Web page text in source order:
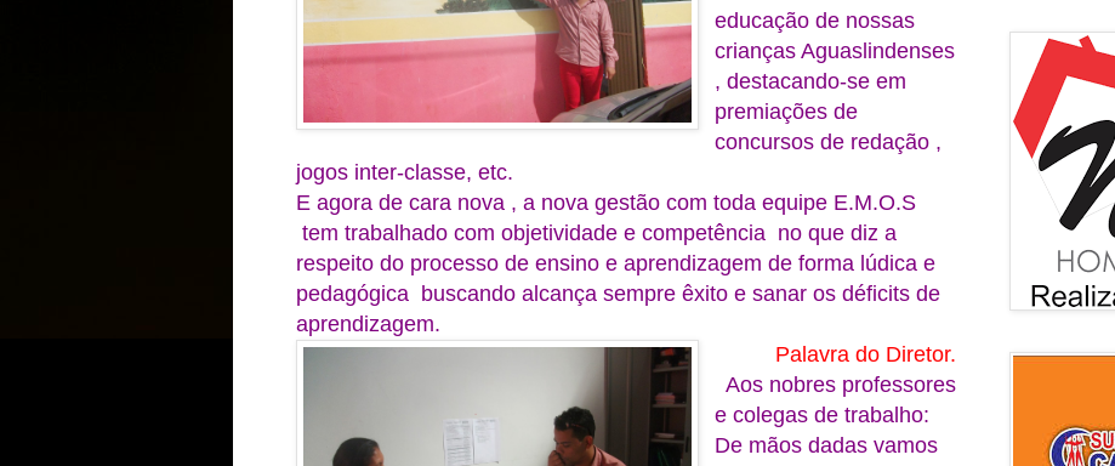
educação de nossas
crianças Aguaslindenses
, destacando-se em
premiações de
concursos de redação ,
jogos inter-classe, etc.
E agora de cara nova , a nova gestão com toda equipe E.M.O.S
tem trabalhado com objetividade e competência no que diz a
respeito do processo de ensino e aprendizagem de forma lúdica e
pedagógica buscando alcança sempre êxito e sanar os déficits de
aprendizagem.
Palavra do Diretor.
Aos nobres professores
e colegas de trabalho:
De mãos dadas vamos